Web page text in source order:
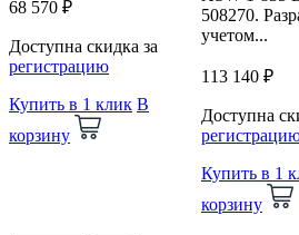
68 570 ₽
Доступна скидка за
регистрацию
Купить в 1 клик В
корзину
508270.
учетом...
113 140 ₽
Доступна
Купить в 1
корзину